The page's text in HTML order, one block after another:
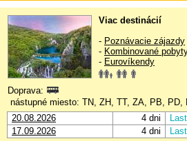
Viac destinácií
- Poznávacie zájazdy
- Kombinované
- Eurovíkendy
Doprava:
nástupné miesto: TN, ZH, TT, ZA, PB,
20.08.2026
4 dni
17.09.2026
4 dni